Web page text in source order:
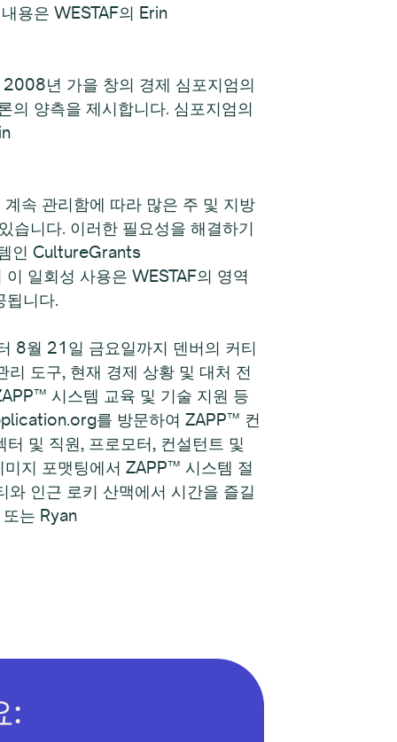
용은 WESTAF의 Erin
년 가을 창의 경제 심포지엄의
의 양측을 제시합니다. 심포지엄의
속 관리함에 따라 많은 주 및 지방
습니다. 이러한 필요성을 해결하기
인 CultureGrants
일회성 사용은 WESTAF의 영역
됩니다.
8월 21일 금요일까지 덴버의 커티
도구, 현재 경제 상황 및 대처 전
시스템 교육 및 기술 지원 등
를 방문하여 ZAPP™ 컨
및 직원, 프로모터, 컨설턴트 및
지 포맷팅에서 ZAPP™ 시스템 절
인근 로키 산맥에서 시간을 즐길
는 Ryan
: